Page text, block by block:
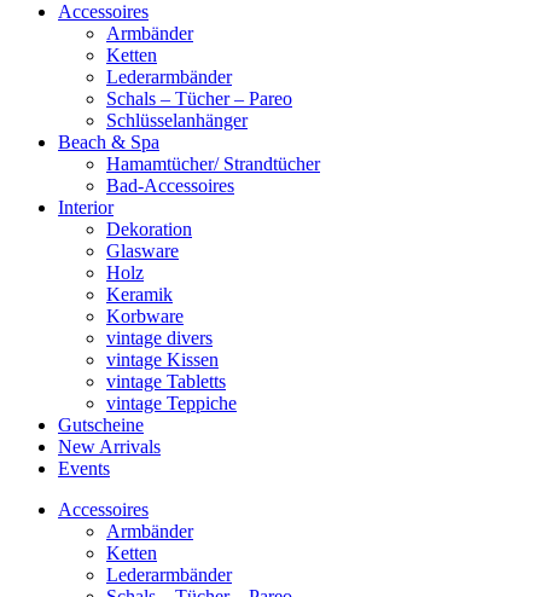
Accessoires
Armbänder
Ketten
Lederarmbänder
Schals – Tücher – Pareo
Schlüsselanhänger
Beach & Spa
Hamamtücher/ Strandtücher
Bad-Accessoires
Interior
Dekoration
Glasware
Holz
Keramik
Korbware
vintage divers
vintage Kissen
vintage Tabletts
vintage Teppiche
Gutscheine
New Arrivals
Events
Accessoires
Armbänder
Ketten
Lederarmbänder